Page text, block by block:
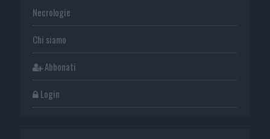
Necrologie
Chi siamo
Abbonati
Login